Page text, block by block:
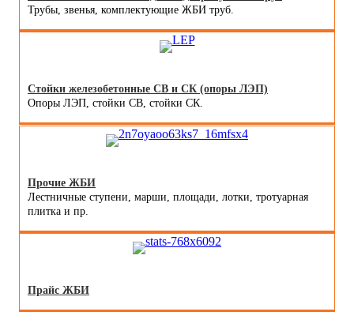
Трубы, звенья, комплектующие ЖБИ труб.
Стойки железобетонные СВ и СК (опоры ЛЭП)
Опоры ЛЭП, стойки СВ, стойки СК.
Прочие ЖБИ
Лестничные ступени, марши, площади, лотки, тротуарная
плитка и пр.
Прайс ЖБИ